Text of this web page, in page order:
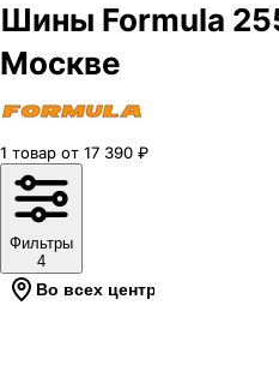
Шины Formula
Москве
1 товар от 17 390 ₽
Фильтры
4
Во всех центрах